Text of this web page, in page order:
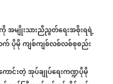
အမျိုးသားညီညွတ်ရေးအစိုးရရဲ့
က်ပိုမိုကျစ်ကျစ်လစ်လစ်စုစည်း
ောင်းတဲ့အုပ်ချုပ်ရေးကဏ္ဍပိုမို